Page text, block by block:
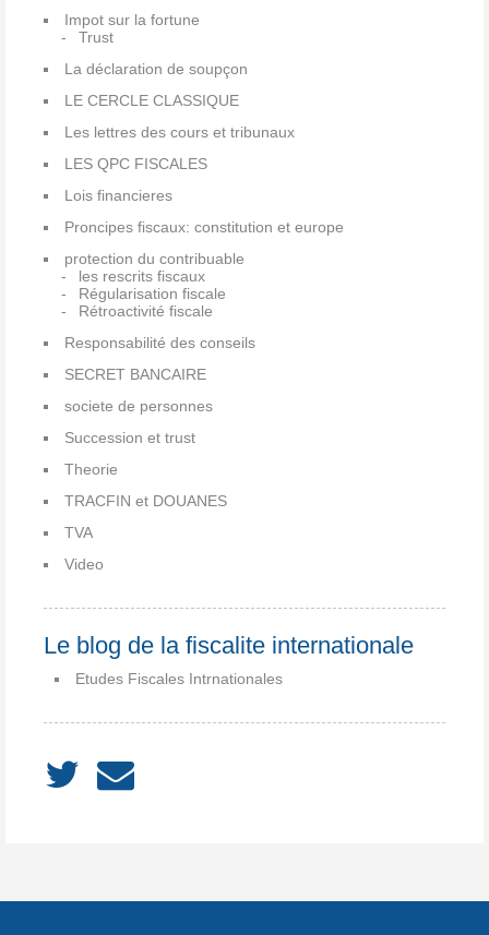
Impot sur la fortune
Trust
La déclaration de soupçon
LE CERCLE CLASSIQUE
Les lettres des cours et tribunaux
LES QPC FISCALES
Lois financieres
Proncipes fiscaux: constitution et europe
protection du contribuable
les rescrits fiscaux
Régularisation fiscale
Rétroactivité fiscale
Responsabilité des conseils
SECRET BANCAIRE
societe de personnes
Succession et trust
Theorie
TRACFIN et DOUANES
TVA
Video
Le blog de la fiscalite internationale
Etudes Fiscales Intrnationales